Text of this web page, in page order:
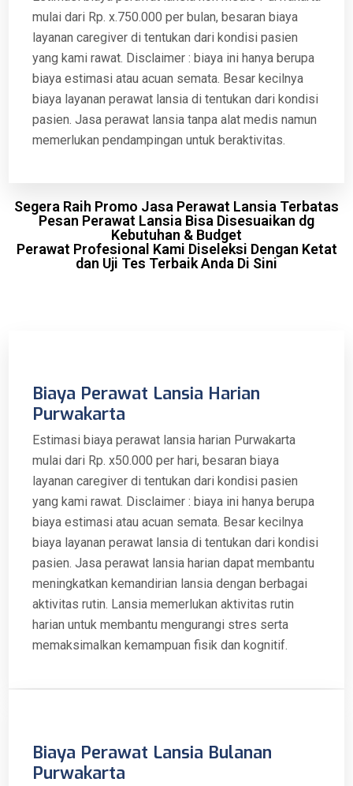
mulai dari Rp. x.750.000 per bulan, besaran biaya
layanan caregiver di tentukan dari kondisi pasien
yang kami rawat. Disclaimer : biaya ini hanya berupa
biaya estimasi atau acuan semata. Besar kecilnya
biaya layanan perawat lansia di tentukan dari kondisi
pasien. Jasa perawat lansia tanpa alat medis namun
memerlukan pendampingan untuk beraktivitas.
Segera Raih Promo Jasa Perawat Lansia Terbatas
Pesan Perawat Lansia Bisa Disesuaikan dg
Kebutuhan & Budget
Perawat Profesional Kami Diseleksi Dengan Ketat
dan Uji Tes Terbaik Anda Di Sini
Biaya Perawat Lansia Harian
Purwakarta
Estimasi biaya perawat lansia harian Purwakarta
mulai dari Rp. x50.000 per hari, besaran biaya
layanan caregiver di tentukan dari kondisi pasien
yang kami rawat. Disclaimer : biaya ini hanya berupa
biaya estimasi atau acuan semata. Besar kecilnya
biaya layanan perawat lansia di tentukan dari kondisi
pasien. Jasa perawat lansia harian dapat membantu
meningkatkan kemandirian lansia dengan berbagai
aktivitas rutin. Lansia memerlukan aktivitas rutin
harian untuk membantu mengurangi stres serta
memaksimalkan kemampuan fisik dan kognitif.
Biaya Perawat Lansia Bulanan
Purwakarta